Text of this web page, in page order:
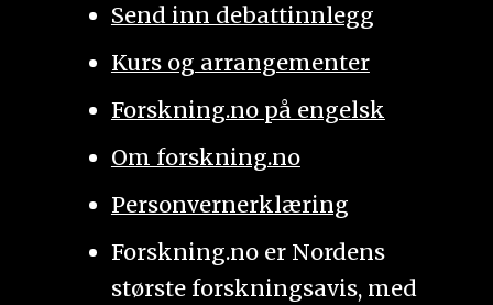
Send inn debattinnlegg
Kurs og arrangementer
Forskning.no på engelsk
Om forskning.no
Personvernerklæring
Forskning.no er Nordens
største forskningsavis, med